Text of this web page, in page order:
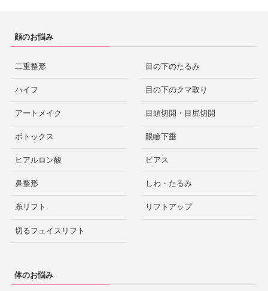
顔のお悩み
二重整形
ハイフ
アートメイク
ボトックス
ヒアルロン酸
鼻整形
糸リフト
切るフェイスリフト
目の下のたるみ
目の下のクマ取り
目頭切開・目尻切開
眼瞼下垂
ピアス
しわ・たるみ
リフトアップ
体のお悩み